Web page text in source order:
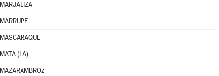
MARJALIZA
MARRUPE
MASCARAQUE
MATA (LA)
MAZARAMBROZ